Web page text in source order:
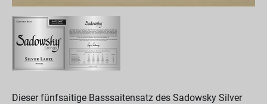
Dieser fünfsaitige Basssaitensatz des Sadowsky Silver